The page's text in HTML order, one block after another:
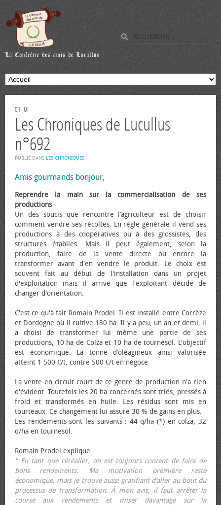
01 JUI
Les Chroniques de Lucullus
n°692
PUBLIÉ DANS LES CHRONIQUES.
Amis gourmands bonjour,
Reprendre la main sur la commercialisation de ses
productions
Un des soucis que rencontre l’agriculteur est de choisir
comment vendre ses récoltes. En règle générale il vend ses
productions à des coopératives ou à des grossistes, des
structures établies. Mais il peut également, selon la
production, faire de la vente directe ou encore la
transformer avant d'en vendre le produit. Le choix est
souvent fait au début de l'installation dans un projet
d'exploitation mais il arrive que l'exploitant décide de
changer d'orientation.
C'est ce qu'à fait Romain Prodel. Il est installé entre Corrèze
et Dordogne où il cultive 130 ha. Il y a peu, un an et demi, il
a choisi de transformer lui même une partie de ses
productions, 10 ha de Colza et 10 ha de tournesol. L'objectif
est économique. La tonne d’oléagineux ainsi valorisée
atteint 1 500 €/t, contre 500 €/t en négoce.
La vente en circuit court de ce genre de production n'a rien
d'évident. Toutefois les 20 ha concernés sont triés, pressés à
froid et transformés en huile. Les résidus sont mis en
tourteaux. Ce changement lui assure 30 % de gains en plus.
Les rendements sont les suivants : 44 q/ha (*) en colza, 32
q/ha en tournesol.
Romain Prodel explique :
" En tant que céréalier, on est toujours content de faire de
bons rendements. Ma motivation première reste
économique, mais je trouve aussi gratifiant d’aller au bout du
processus de transformation. À mon avis, il faut arrêter la
course aux rendements et miser davantage sur la